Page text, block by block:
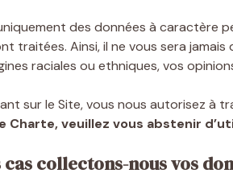
des données à caractère
traitées. Ainsi, il ne vous sera
raciales ou ethniques, vos
sur le Site, vous nous autorisez à
veuillez vous abstenir
cas collectons-nous vos